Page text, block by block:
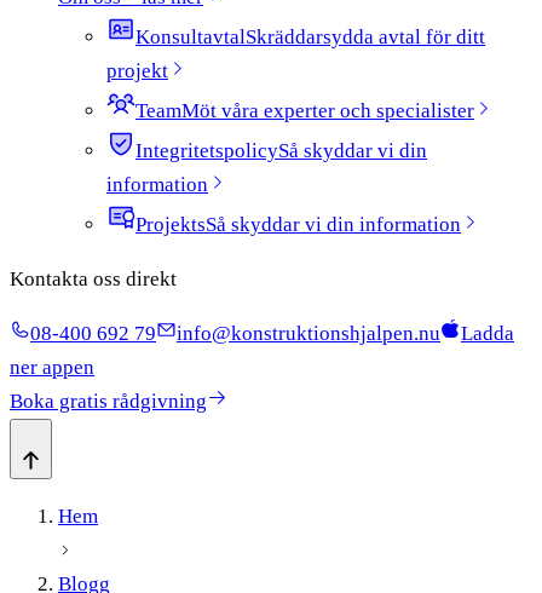
KonsultavtalSkräddarsydda avtal för ditt
projekt
TeamMöt våra experter och specialister
IntegritetspolicySå skyddar vi din
information
ProjektsSå skyddar vi din information
Kontakta oss direkt
08-400 692 79 info@konstruktionshjalpen.nu
Ladda
ner appen
Boka gratis rådgivning
Hem
Blogg